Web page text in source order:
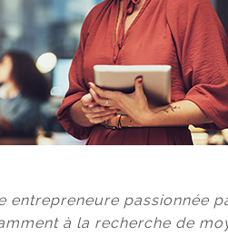
entrepreneure passionnée
à la recherche de